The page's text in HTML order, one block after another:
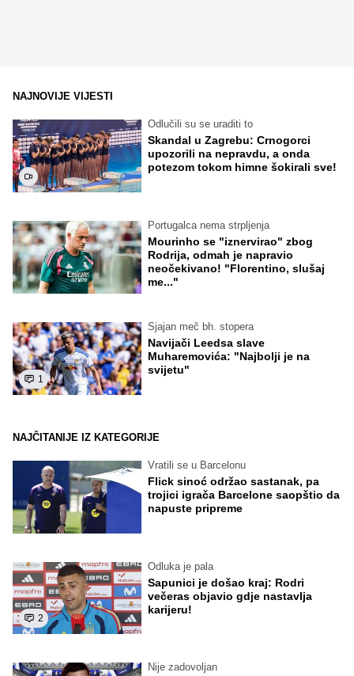
NAJNOVIJE VIJESTI
Odlučili su se uraditi to
Skandal u Zagrebu: Crnogorci
upozorili na nepravdu, a onda
potezom tokom himne šokirali sve!
Portugalca nema strpljenja
Mourinho se "iznervirao" zbog
Rodrija, odmah je napravio
neočekivano! "Florentino, slušaj
me..."
1
Sjajan meč bh. stopera
Navijači Leedsa slave
Muharemovića: "Najbolji je na
svijetu"
NAJČITANIJE IZ KATEGORIJE
Vratili se u Barcelonu
Flick sinoć održao sastanak, pa
trojici igrača Barcelone saopštio da
napuste pripreme
2
Odluka je pala
Sapunici je došao kraj: Rodri
večeras objavio gdje nastavlja
karijeru!
Nije zadovoljan